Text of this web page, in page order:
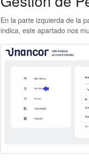
En la parte izquierda de la
indica, este apartado nos